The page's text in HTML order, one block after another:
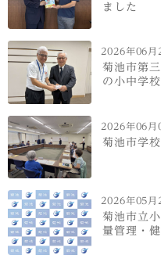
ました
2026年06月
菊池市第
の小中学
2026年06月
菊池市学
2026年05月
菊池市立
量管理・